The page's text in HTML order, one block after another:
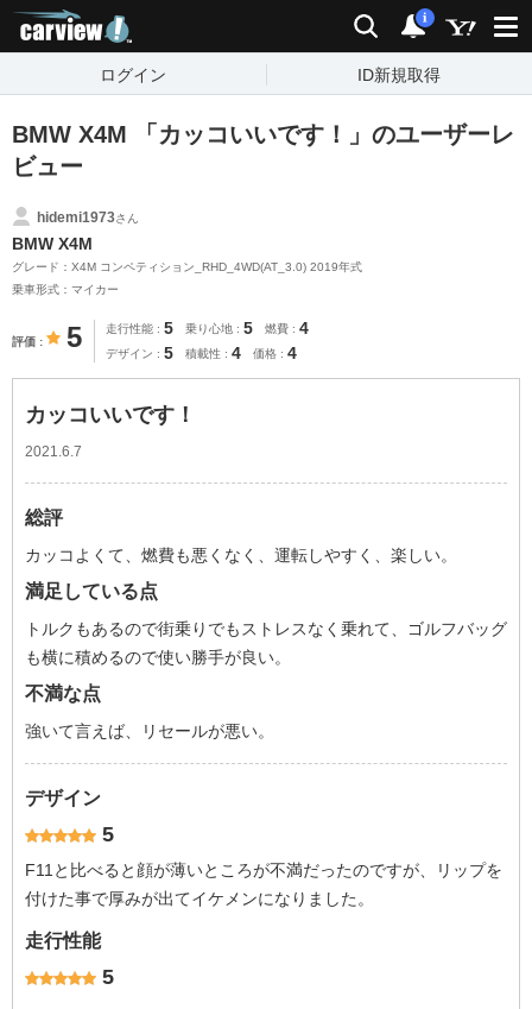
検索 通知
i
ログイン ID新規取得
BMW X4M 「カッコいいです！」のユーザーレ
ビュー
hidemi1973さん
BMW X4M
グレード：X4M コンペティション_RHD_4WD(AT_3.0) 2019年式
乗車形式：マイカー
評価 5 走行性能 5 乗り心地 5 燃費 4
デザイン 5 積載性 4 価格 4
カッコいいです！
2021.6.7
総評
カッコよくて、燃費も悪くなく、運転しやすく、楽しい。
満足している点
トルクもあるので街乗りでもストレスなく乗れて、ゴルフバッグ
も横に積めるので使い勝手が良い。
不満な点
強いて言えば、リセールが悪い。
デザイン
5
F11と比べると顔が薄いところが不満だったのですが、リップを
付けた事で厚みが出てイケメンになりました。
走行性能
5